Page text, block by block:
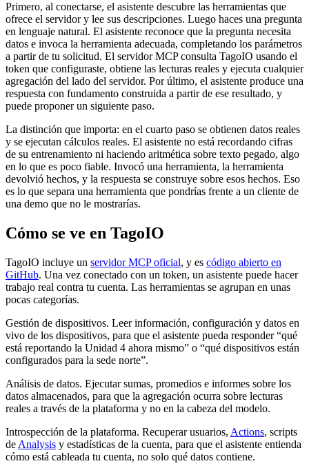
Primero, al conectarse, el asistente descubre las herramientas que
ofrece el servidor y lee sus descripciones. Luego haces una pregunta
en lenguaje natural. El asistente reconoce que la pregunta necesita
datos e invoca la herramienta adecuada, completando los parámetros
a partir de tu solicitud. El servidor MCP consulta TagoIO usando el
token que configuraste, obtiene las lecturas reales y ejecuta cualquier
agregación del lado del servidor. Por último, el asistente produce una
respuesta con fundamento construida a partir de ese resultado, y
puede proponer un siguiente paso.
La distinción que importa: en el cuarto paso se obtienen datos reales
y se ejecutan cálculos reales. El asistente no está recordando cifras
de su entrenamiento ni haciendo aritmética sobre texto pegado, algo
en lo que es poco fiable. Invocó una herramienta, la herramienta
devolvió hechos, y la respuesta se construye sobre esos hechos. Eso
es lo que separa una herramienta que pondrías frente a un cliente de
una demo que no le mostrarías.
Cómo se ve en TagoIO
TagoIO incluye un servidor MCP oficial, y es código abierto en
GitHub. Una vez conectado con un token, un asistente puede hacer
trabajo real contra tu cuenta. Las herramientas se agrupan en unas
pocas categorías.
Gestión de dispositivos. Leer información, configuración y datos en
vivo de los dispositivos, para que el asistente pueda responder “qué
está reportando la Unidad 4 ahora mismo” o “qué dispositivos están
configurados para la sede norte”.
Análisis de datos. Ejecutar sumas, promedios e informes sobre los
datos almacenados, para que la agregación ocurra sobre lecturas
reales a través de la plataforma y no en la cabeza del modelo.
Introspección de la plataforma. Recuperar usuarios, Actions, scripts
de Analysis y estadísticas de la cuenta, para que el asistente entienda
cómo está cableada tu cuenta, no solo qué datos contiene.